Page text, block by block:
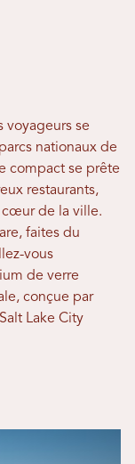
voyageurs se
nationaux de
compact se prête
restaurants,
cœur de la ville.
faites du
vous
de verre
conçue par
Lake City